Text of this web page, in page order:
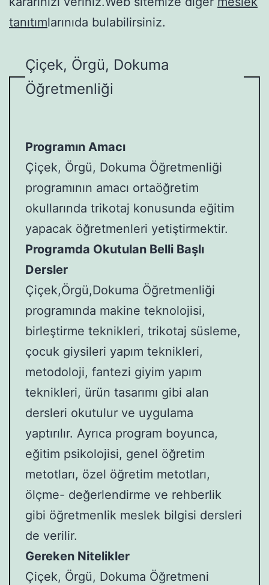
tanıtımlarınıda bulabilirsiniz.
Çiçek, Örgü, Dokuma
Öğretmenliği
Programın Amacı
Çiçek, Örgü, Dokuma Öğretmenliği
programının amacı ortaöğretim
okullarında trikotaj konusunda eğitim
yapacak öğretmenleri yetiştirmektir.
Programda Okutulan Belli Başlı
Dersler
Çiçek,Örgü,Dokuma Öğretmenliği
programında makine teknolojisi,
birleştirme teknikleri, trikotaj süsleme,
çocuk giysileri yapım teknikleri,
metodoloji, fantezi giyim yapım
teknikleri, ürün tasarımı gibi alan
dersleri okutulur ve uygulama
yaptırılır. Ayrıca program boyunca,
eğitim psikolojisi, genel öğretim
metotları, özel öğretim metotları,
ölçme- değerlendirme ve rehberlik
gibi öğretmenlik meslek bilgisi dersleri
de verilir.
Gereken Nitelikler
Çiçek, Örgü, Dokuma Öğretmeni